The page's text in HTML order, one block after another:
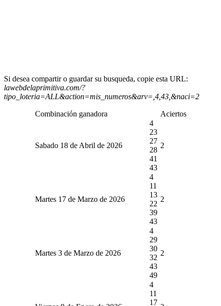
Si desea compartir o guardar su busqueda, copie esta URL:
lawebdelaprimitiva.com/?
tipo_loteria=ALL&action=mis_numeros&arv=,4,43,&naci=2
Combinación ganadora Aciertos
Sabado 18 de Abril de 2026
4
23
27
28
41
43
2
Martes 17 de Marzo de 2026
4
11
13
22
39
43
2
Martes 3 de Marzo de 2026
4
29
30
32
43
49
2
4
11
17